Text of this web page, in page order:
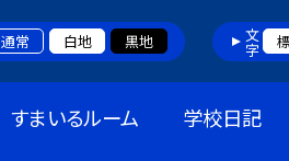
通常 白地 黒地 文字
すまいるルーム 学校日記